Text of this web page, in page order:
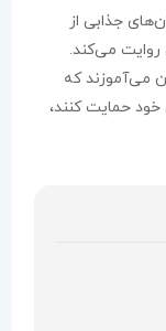
و ننه گلاب ۲" داستان‌های جذابی از
دوستی و همدلی واسراف نکردن رابرای کودکان روایت می‌کند.
می‌آموزند که
خود حمایت کنند،